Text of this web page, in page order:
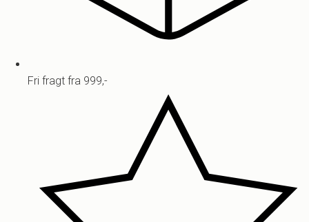
Fri fragt fra 999,-